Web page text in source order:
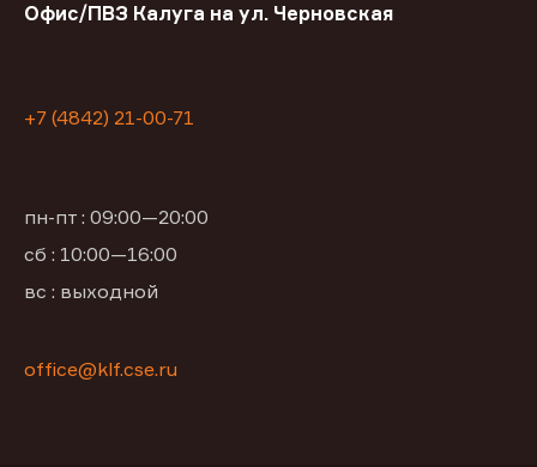
Офис/ПВЗ Калуга на ул. Черновская
+7 (4842) 21-00-71
пн-пт : 09:00—20:00
сб : 10:00—16:00
вс : выходной
office@klf.cse.ru